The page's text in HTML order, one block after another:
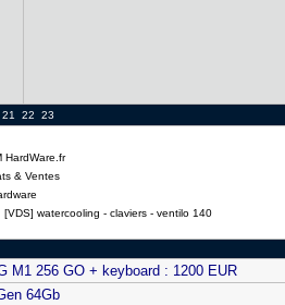
21 22 23
HardWare.fr
& Ventes
watercooling - claviers - ventilo 140
M1 256 GO + keyboard : 1200 EUR
64Gb